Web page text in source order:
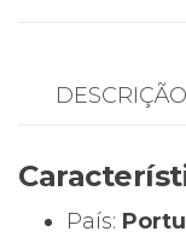
–
João
DESCRIÇÃO
País: